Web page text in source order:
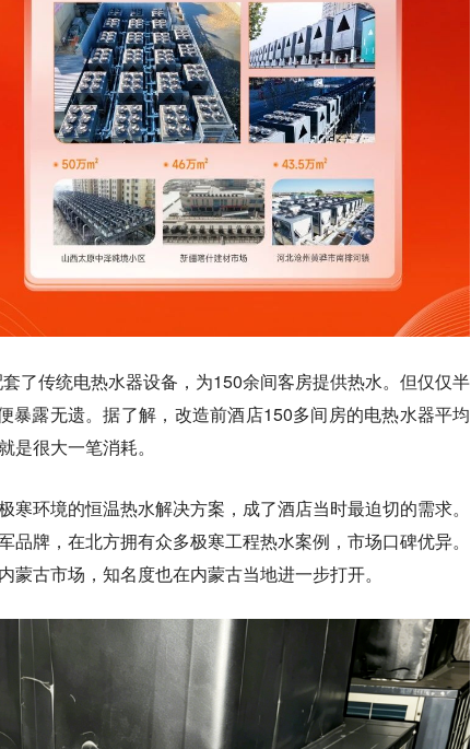
了传统电热水器设备，为150余间客房提供热水。但仅仅半
暴露无遗。据了解，改造前酒店150多间房的电热水器平均
很大一笔消耗。
环境的恒温热水解决方案，成了酒店当时最迫切的需求。
牌，在北方拥有众多极寒工程热水案例，市场口碑优异。
古市场，知名度也在内蒙古当地进一步打开。